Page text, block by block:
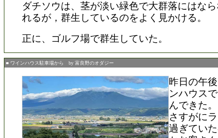
ダチソウは、茎が淡い緑色で大群落にはな
れるが，群生しているのをよく見かける。
正に、ゴルフ場で群生していた。
■ ワインハウス駐車場から by 富良野のオダジー
昨日の午
ンハウス
んできた。
さすがに
過ぎてい